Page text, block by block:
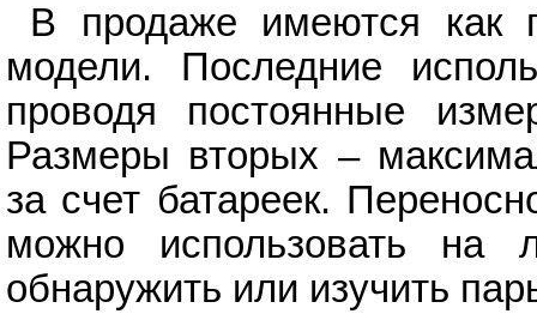
В продаже имеются как
модели. Последние
проводя постоянные
Размеры вторых –
за счет батареек.
можно использовать на
обнаружить или изучить